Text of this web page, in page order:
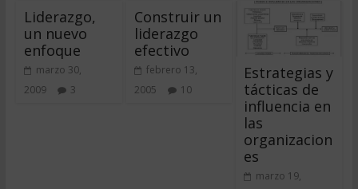
Liderazgo,
un nuevo
enfoque
marzo 30,
2009
3
Construir un
liderazgo
efectivo
febrero 13,
2005
10
Estrategias y
tácticas de
influencia en
las
organizacion
es
marzo 19,